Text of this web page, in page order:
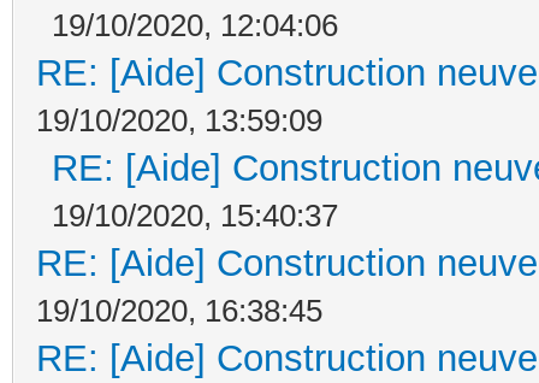
19/10/2020, 12:04:06
RE: [Aide] Construction
19/10/2020, 13:59:09
RE: [Aide] Construction
19/10/2020, 15:40:37
RE: [Aide] Construction
19/10/2020, 16:38:45
RE: [Aide] Construction